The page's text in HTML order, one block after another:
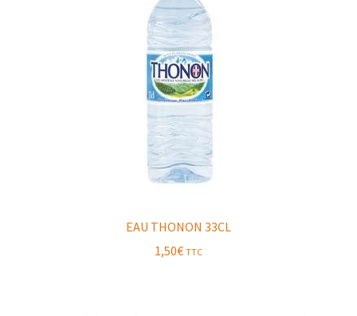
EAU THONON 33CL
1,50€ TTC